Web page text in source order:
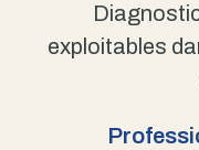
exploitables